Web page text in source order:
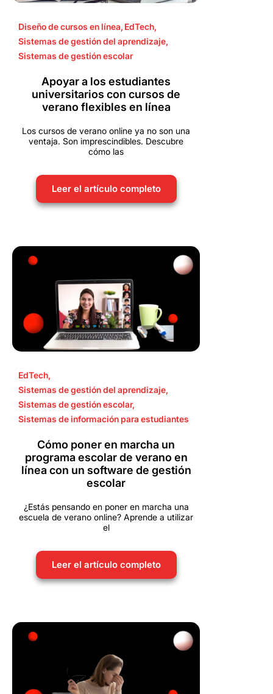
Diseño de cursos en línea, EdTech,
Sistemas de gestión del aprendizaje,
Sistemas de gestión escolar
Apoyar a los estudiantes
universitarios con cursos de
verano flexibles en línea
Los cursos de verano online ya no son una
ventaja. Son imprescindibles. Descubre
cómo las
Leer el artículo completo
EdTech,
Sistemas de gestión del aprendizaje,
Sistemas de gestión escolar,
Sistemas de información para estudiantes
Cómo poner en marcha un
programa escolar de verano en
línea con un software de gestión
escolar
¿Estás pensando en poner en marcha una
escuela de verano online? Aprende a utilizar
el
Leer el artículo completo